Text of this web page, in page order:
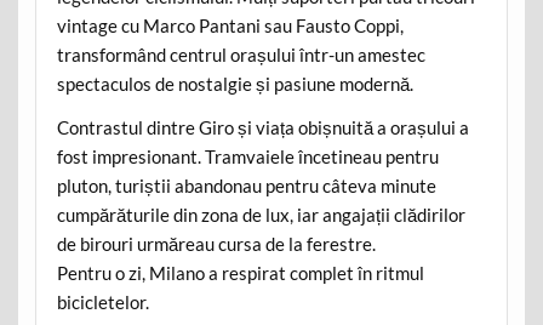
vintage cu Marco Pantani sau Fausto Coppi,
transformând centrul orașului într-un amestec
spectaculos de nostalgie și pasiune modernă.
Contrastul dintre Giro și viața obișnuită a orașului a
fost impresionant. Tramvaiele încetineau pentru
pluton, turiștii abandonau pentru câteva minute
cumpărăturile din zona de lux, iar angajații clădirilor
de birouri urmăreau cursa de la ferestre.
Pentru o zi, Milano a respirat complet în ritmul
bicicletelor.